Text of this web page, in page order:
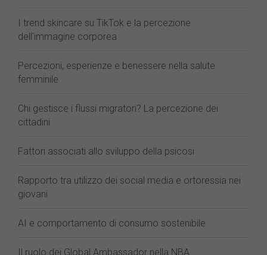
I trend skincare su TikTok e la percezione
dell'immagine corporea
Percezioni, esperienze e benessere nella salute
femminile
Chi gestisce i flussi migratori? La percezione dei
cittadini
Fattori associati allo sviluppo della psicosi
Rapporto tra utilizzo dei social media e ortoressia nei
giovani
AI e comportamento di consumo sostenibile
Il ruolo dei Global Ambassador nella NBA